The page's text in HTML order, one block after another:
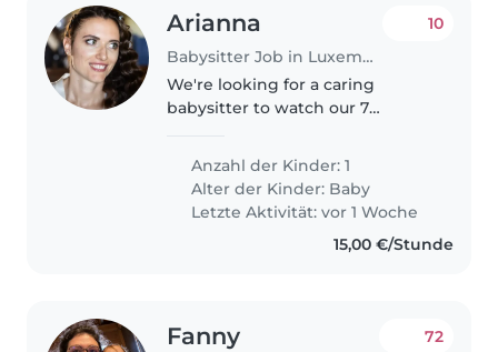
Arianna
Babysitter Job in Luxemburg
10
We're looking for a caring
babysitter to watch our 7
Our little one is curious,
energetic, and always ready to
laugh. We need someone who
Anzahl der Kinder: 1
Alter der Kinder: Baby
Letzte Aktivität: vor 1 Woche
15,00 €/Stunde
Fanny 72